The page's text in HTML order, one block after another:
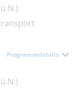
Programmdetails